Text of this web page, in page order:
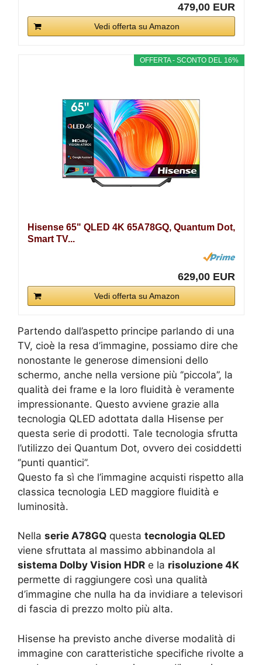
479,00 EUR
Vedi offerta su Amazon
OFFERTA - SCONTO DEL 16%
Hisense 65" QLED 4K 65A78GQ, Quantum Dot,
Smart TV...
629,00 EUR
Vedi offerta su Amazon
Partendo dall’aspetto principe parlando di una
TV, cioè la resa d’immagine, possiamo dire che
nonostante le generose dimensioni dello
schermo, anche nella versione più ‘’piccola’’, la
qualità dei frame e la loro fluidità è veramente
impressionante. Questo avviene grazie alla
tecnologia QLED adottata dalla Hisense per
questa serie di prodotti. Tale tecnologia sfrutta
l’utilizzo dei Quantum Dot, ovvero dei cosiddetti
‘’punti quantici’’.
Questo fa sì che l’immagine acquisti rispetto alla
classica tecnologia LED maggiore fluidità e
luminosità.
Nella serie A78GQ questa tecnologia QLED
viene sfruttata al massimo abbinandola al
sistema Dolby Vision HDR e la risoluzione 4K
permette di raggiungere così una qualità
d’immagine che nulla ha da invidiare a televisori
di fascia di prezzo molto più alta.
Hisense ha previsto anche diverse modalità di
immagine con caratteristiche specifiche rivolte a